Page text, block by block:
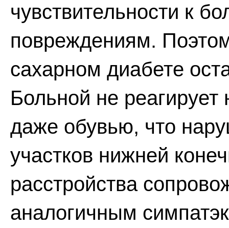
чувствительности к
повреждениям.
сахарном диабете
Больной не
даже обувью, что
участков нижней
расстройства
аналогичным